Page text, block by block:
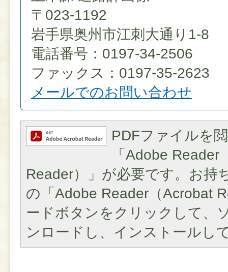
〒023-1192
岩手県奥州市江刺大通り1-8
電話番号：0197-34-2506
ファックス：0197-35-2623
メールでのお問い合わせ
PDFファイルを
「Adobe Reader
Reader）」が必要です。お持
の「Adobe Reader（Acrobat
ードボタンをクリックして、
ンロードし、インストールし